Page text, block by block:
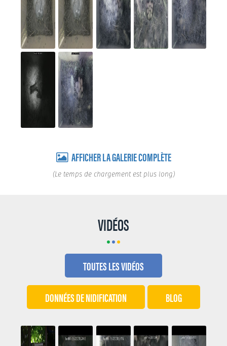
AFFICHER LA GALERIE COMPLÈTE
(Le temps de chargement est plus long)
VIDÉOS
TOUTES LES VIDÉOS
DONNÉES DE NIDIFICATION
BLOG